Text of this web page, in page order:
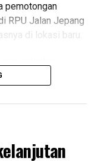
pemotongan
RPU Jalan Jepang
di lokasi baru.
fasilitas
sudah tidak lagi
dan fasilitas